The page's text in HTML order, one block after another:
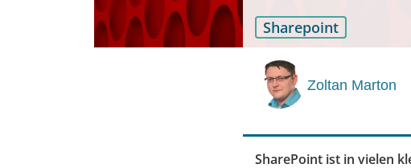
Sharepoint
Zoltan Marton
SharePoint ist in vielen